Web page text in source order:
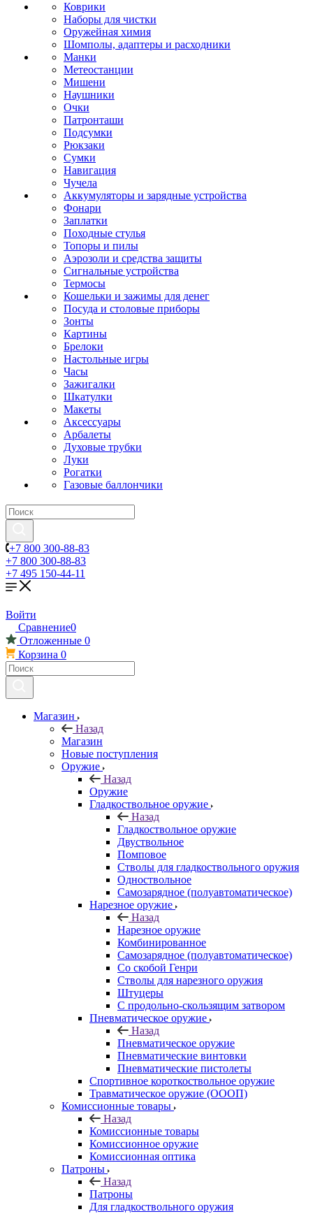
Коврики
Наборы для чистки
Оружейная химия
Шомполы, адаптеры и расходники
Манки
Метеостанции
Мишени
Наушники
Очки
Патронташи
Подсумки
Рюкзаки
Сумки
Навигация
Чучела
Аккумуляторы и зарядные устройства
Фонари
Заплатки
Походные стулья
Топоры и пилы
Аэрозоли и средства защиты
Сигнальные устройства
Термосы
Кошельки и зажимы для денег
Посуда и столовые приборы
Зонты
Картины
Брелоки
Настольные игры
Часы
Зажигалки
Шкатулки
Макеты
Аксессуары
Арбалеты
Духовые трубки
Луки
Рогатки
Газовые баллончики
+7 800 300-88-83
+7 800 300-88-83
+7 495 150-44-11
Войти
Сравнение0
Отложенные 0
Корзина 0
Магазин
Назад
Магазин
Новые поступления
Оружие
Назад
Оружие
Гладкоствольное оружие
Назад
Гладкоствольное оружие
Двуствольное
Помповое
Стволы для гладкоствольного оружия
Одноствольное
Самозарядное (полуавтоматическое)
Нарезное оружие
Назад
Нарезное оружие
Комбинированное
Самозарядное (полуавтоматическое)
Со скобой Генри
Стволы для нарезного оружия
Штуцеры
С продольно-скользящим затвором
Пневматическое оружие
Назад
Пневматическое оружие
Пневматические винтовки
Пневматические пистолеты
Спортивное короткоствольное оружие
Травматическое оружие (ОООП)
Комиссионные товары
Назад
Комиссионные товары
Комиссионное оружие
Комиссионная оптика
Патроны
Назад
Патроны
Для гладкоствольного оружия